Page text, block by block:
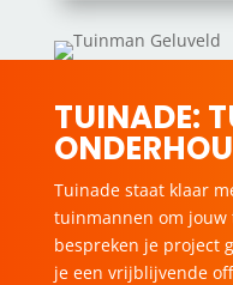
TUINADE:
Tuinade staat klaar
tuinmannen om
bespreken je project
je een vrijblijvende